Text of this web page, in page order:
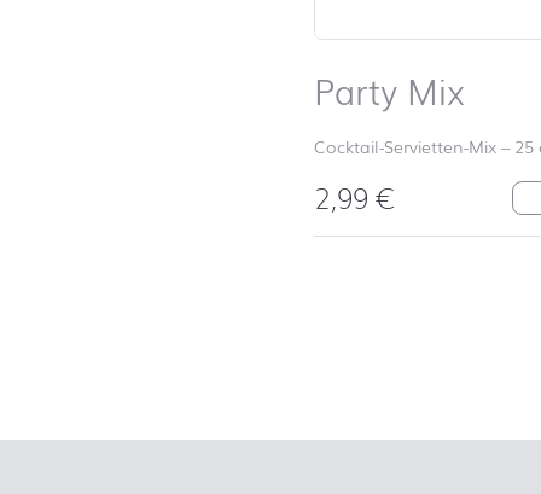
Party Mix
Cocktail-Servietten-Mix–25
2,99€